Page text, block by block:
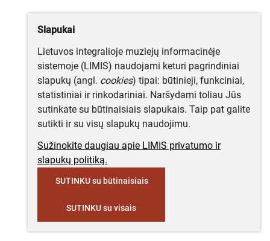
Slapukai
Lietuvos integralioje muziejų informacinėje
sistemoje (LIMIS) naudojami keturi pagrindiniai
slapukų (angl. cookies) tipai: būtinieji, funkciniai,
statistiniai ir rinkodariniai. Naršydami toliau Jūs
sutinkate su būtinaisiais slapukais. Taip pat galite
sutikti ir su visų slapukų naudojimu.
Sužinokite daugiau apie LIMIS privatumo ir
slapukų politiką.
SUTINKU su būtinaisiais
SUTINKU su visais